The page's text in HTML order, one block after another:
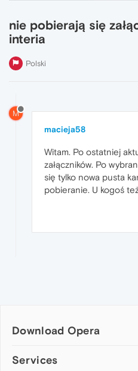
nie pobierają się
interia
Polski
M
macieja58
Witam. Po ostatniej
załączników. Po
się tylko nowa pusta
pobieranie. U kogoś
Download Opera
Computer browsers
Services